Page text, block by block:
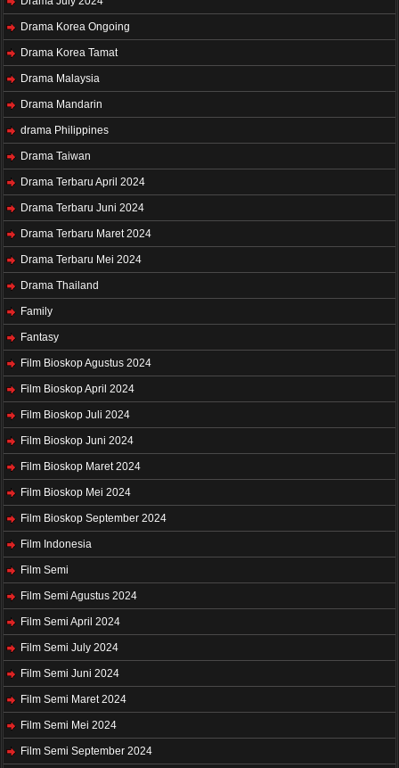
Drama Korea Ongoing
Drama Korea Tamat
Drama Malaysia
Drama Mandarin
drama Philippines
Drama Taiwan
Drama Terbaru April 2024
Drama Terbaru Juni 2024
Drama Terbaru Maret 2024
Drama Terbaru Mei 2024
Drama Thailand
Family
Fantasy
Film Bioskop Agustus 2024
Film Bioskop April 2024
Film Bioskop Juli 2024
Film Bioskop Juni 2024
Film Bioskop Maret 2024
Film Bioskop Mei 2024
Film Bioskop September 2024
Film Indonesia
Film Semi
Film Semi Agustus 2024
Film Semi April 2024
Film Semi July 2024
Film Semi Juni 2024
Film Semi Maret 2024
Film Semi Mei 2024
Film Semi September 2024